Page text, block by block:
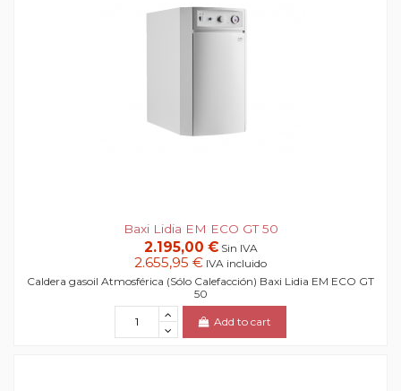
Baxi Lidia EM ECO GT 50
2.195,00 € Sin IVA
2.655,95 € IVA incluido
Caldera gasoil Atmosférica (Sólo Calefacción) Baxi Lidia EM ECO GT
50
Add to cart